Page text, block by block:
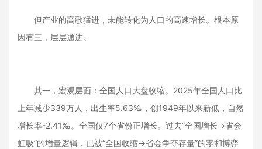
但产业的高歌猛进，未能转化为人口的高速增长。根本原
因有三，层层递进。
其一，宏观层面：全国人口大盘收缩。2025年全国人口比
上年减少339万人，出生率5.63‰，创1949年以来新低，自然
增长率-2.41‰。全国仅7个省份正增长。过去“全国增长→省会
虹吸”的增量逻辑，已被“全国收缩→省会争夺存量”的零和博弈